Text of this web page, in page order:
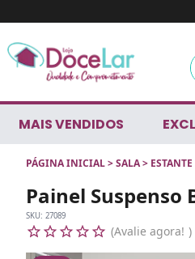
MAIS VENDIDOS
PÁGINA INICIAL>SALA>
Painel Suspenso
SKU: 27089
Avalie agora!